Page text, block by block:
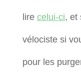
lire celui-ci, et
vélociste si
pour les